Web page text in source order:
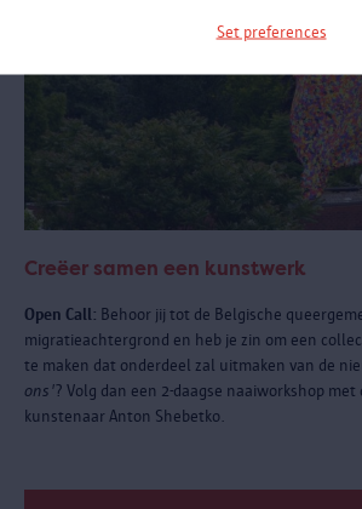
Set preferences
Creëer samen een kunstwerk
Open Call: Behoor jij tot de Belgische
migratieachtergrond en heb je zin om een
te maken dat onderdeel zal uitmaken van de
ons'? Volg dan een 2-daagse naaiworkshop met
kunstenaar Anton Shebetko.